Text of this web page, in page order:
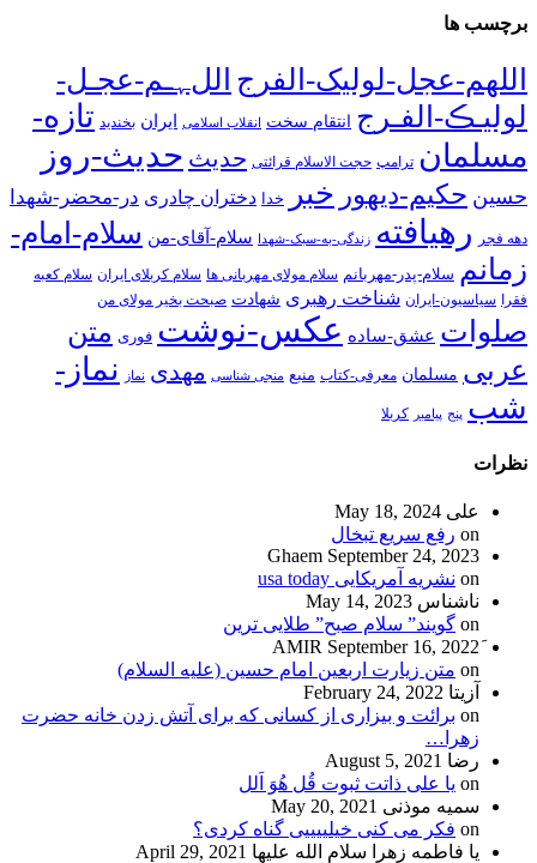
برچسب ها
اللهم-عجل-لولیک-الفرج اللﮩـم-عجـل-
لولیـڪ-الفـرج انتقام سخت انقلاب اسلامی ایران بخندید تازه-
مسلمان ترامپ حجت الاسلام قرائتی حدیث حدیث-روز
حسین حکیم-دیهور خبر خدا دختران چادری در-محضر-شهدا
دهه فجر رهیافته زندگی-به-سبک-شهدا سلام-آقای-من سلام-امام-
زمانم سلام-پدر-مهربانم سلام مولای مهربانی ها سلام کربلای ایران سلام کعبه
فقرا سیاسیون-ایران شناخت رهبری شهادت صبحت بخیر مولای من
صلوات عشق-ساده عکس-نوشت فوری متن
عربی مسلمان معرفی-کتاب منبع منجی شناسی مهدی نماز
نماز-
شب پنج پیامبر کربلا
نظرات
علی May 18, 2024
on رفع سریع تبخال
Ghaem September 24, 2023
on نشریه آمریکایی usa today
ناشناس May 14, 2023
on گویند” سلام صبح” طلایی ترین
September 16, 2022
on متن زیارت اربعین امام حسین (علیه السلام)
آزیتا February 24, 2022
on برائت و بیزاری از کسانی که برای آتش زدن خانه حضرت
زهرا…
رضا August 5, 2021
on یا علی ذاتت ثبوت قُل هُوَ اَلل
سمیه موذنی May 20, 2021
on فکر می کنی خیلییییی گناه کردی؟
یا فاطمه زهرا سلام الله علیها April 29, 2021